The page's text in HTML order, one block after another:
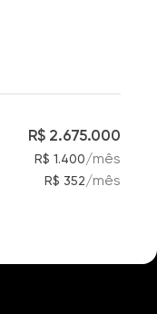
R$ 2.675.000
R$ 1.400/mês
R$ 352/mês